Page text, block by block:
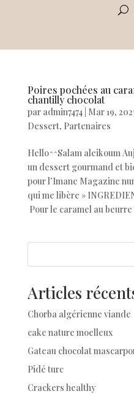
Poires pochées au
chantilly chocolat
par admin7474| Mar 19,
Dessert, Partenaires
Hello^^Salam aleikoum
un dessert gourmand et
pour l’Imane Magazine
qui me libère »
Pour le caramel au
Articles
Chorba algérienne viande
cake nature moelleux
Gateau chocolat
Pidé turc
Crackers healthy